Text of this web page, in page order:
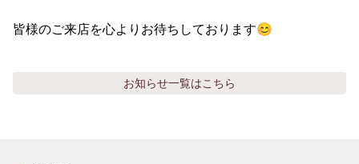
IRお問い合わせ
皆様のご来店を心よりお待ちしております😊
お知らせ一覧はこちら